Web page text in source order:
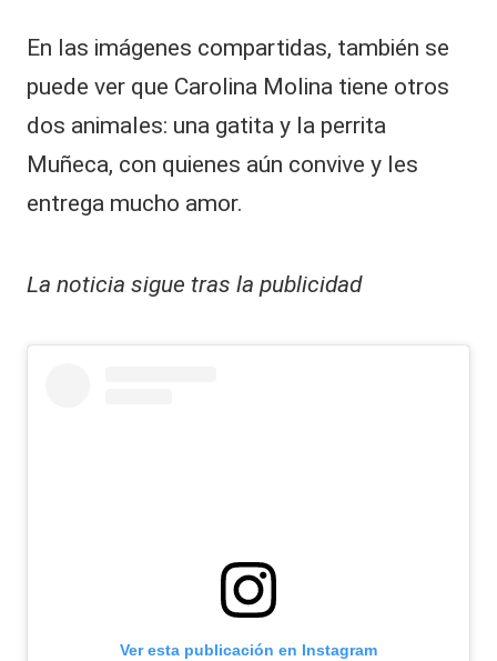
En las imágenes compartidas, también se
puede ver que Carolina Molina tiene otros
dos animales: una gatita y la perrita
Muñeca, con quienes aún convive y les
entrega mucho amor.
La noticia sigue tras la publicidad
Ver esta publicación en Instagram